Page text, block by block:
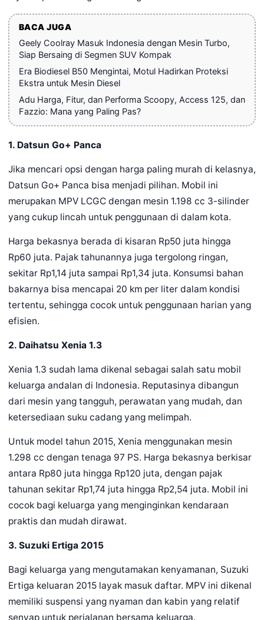
BACA JUGA
Geely Coolray Masuk Indonesia dengan Mesin Turbo,
Siap Bersaing di Segmen SUV Kompak
Era Biodiesel B50 Mengintai, Motul Hadirkan Proteksi
Ekstra untuk Mesin Diesel
Adu Harga, Fitur, dan Performa Scoopy, Access 125, dan
Fazzio: Mana yang Paling Pas?
1. Datsun Go+ Panca
Jika mencari opsi dengan harga paling murah di kelasnya,
Datsun Go+ Panca bisa menjadi pilihan. Mobil ini
merupakan MPV LCGC dengan mesin 1.198 cc 3-silinder
yang cukup lincah untuk penggunaan di dalam kota.
Harga bekasnya berada di kisaran Rp50 juta hingga
Rp60 juta. Pajak tahunannya juga tergolong ringan,
sekitar Rp1,14 juta sampai Rp1,34 juta. Konsumsi bahan
bakarnya bisa mencapai 20 km per liter dalam kondisi
tertentu, sehingga cocok untuk penggunaan harian yang
efisien.
2. Daihatsu Xenia 1.3
Xenia 1.3 sudah lama dikenal sebagai salah satu mobil
keluarga andalan di Indonesia. Reputasinya dibangun
dari mesin yang tangguh, perawatan yang mudah, dan
ketersediaan suku cadang yang melimpah.
Untuk model tahun 2015, Xenia menggunakan mesin
1.298 cc dengan tenaga 97 PS. Harga bekasnya berkisar
antara Rp80 juta hingga Rp120 juta, dengan pajak
tahunan sekitar Rp1,74 juta hingga Rp2,54 juta. Mobil ini
cocok bagi keluarga yang menginginkan kendaraan
praktis dan mudah dirawat.
3. Suzuki Ertiga 2015
Bagi keluarga yang mengutamakan kenyamanan, Suzuki
Ertiga keluaran 2015 layak masuk daftar. MPV ini dikenal
memiliki suspensi yang nyaman dan kabin yang relatif
senyap untuk perjalanan bersama keluarga.